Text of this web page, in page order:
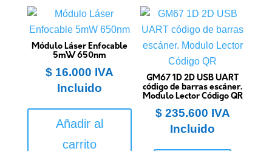
Módulo Láser Enfocable
5mW 650nm
$16.000 IVA
Incluido
Añadir al
carrito
GM67 1D 2D USB UART
código de barras escáner.
Modulo Lector Código QR
$235.600 IVA
Incluido